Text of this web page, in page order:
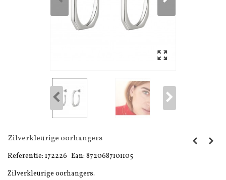
Zilverkleurige oorhangers
Referentie: 172226 Ean: 8720687101105
Zilverkleurige oorhangers.